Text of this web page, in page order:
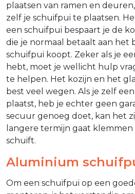
plaatsen van ramen en
zelf je schuifpui te plaatsen.
een schuifpui bespaart je de
die je normaal betaalt aan het
schuifpui koopt. Zeker als je
hebt, moet je wellicht hulp
te helpen. Het kozijn en het
best veel wegen. Als je zelf
plaatst, heb je echter geen
secuur genoeg doet, kan het
langere termijn gaat
schuift.
Aluminium
Om een schuifpui op een